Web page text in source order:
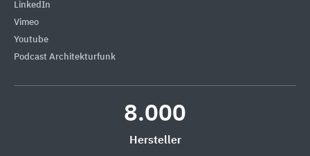
LinkedIn
Vimeo
Youtube
Podcast Architekturfunk
8.000
Hersteller